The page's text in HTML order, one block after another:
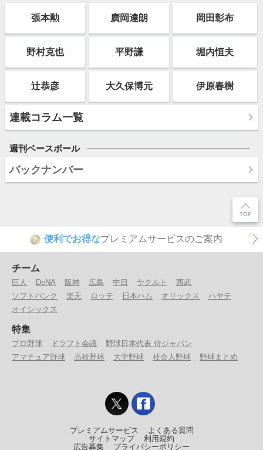
張本勲 廣岡達朗 岡田彰布
野村克也 平野謙 堀内恒夫
辻恭彦 大久保博元 伊原春樹
連載コラム一覧
週刊ベースボール
バックナンバー
P 便利でお得なプレミアムサービスのご案内
チーム
巨人 DeNA 阪神 広島 中日 ヤクルト
西武
ソフトバンク
楽天 ロッテ 日本ハム オリックス
ハヤテ
オイシックス
特集
プロ野球 ドラフト会議
野球日本代表 侍ジャパン
アマチュア野球
高校野球 大学野球 社会人野球 野球まとめ
プレミアムサービス
よくある質問
サイトマップ
利用規約
広告募集
プライバシーポリシー